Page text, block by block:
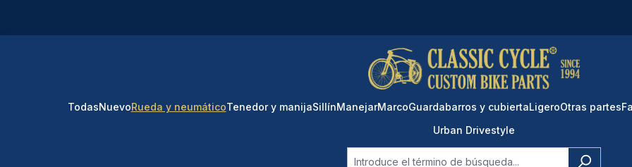
TodasNuevoRueda y neumáticoTenedor y manijaSillínManejarMarcoGuardabarros y cubiertaLigeroOtras partes
Urban Drivestyle